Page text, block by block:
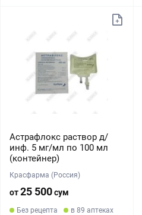
Астрафлокс раствор д/
инф. 5 мг/мл по 100 мл
(контейнер)
Красфарма (Россия)
от25 500сум
Без рецепта в 89 аптеках